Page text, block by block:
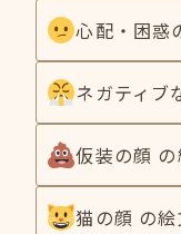
心配・困惑
ネガティブ
仮装の顔
猫の顔 の